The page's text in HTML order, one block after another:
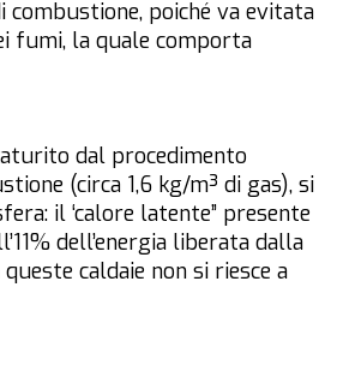
combustione, poiché va evitata
fumi, la quale comporta
dal procedimento
(circa 1,6 kg/m³ di gas), si
il ‘calore latente” presente
dell’energia liberata dalla
caldaie non si riesce a